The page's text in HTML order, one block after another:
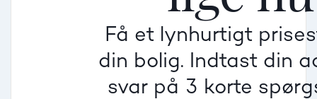
Få et lynhurtigt
din bolig. Indtast din
svar på 3 korte
Dårlig
Dårlig
Dårlig
Villa
Beregner pris